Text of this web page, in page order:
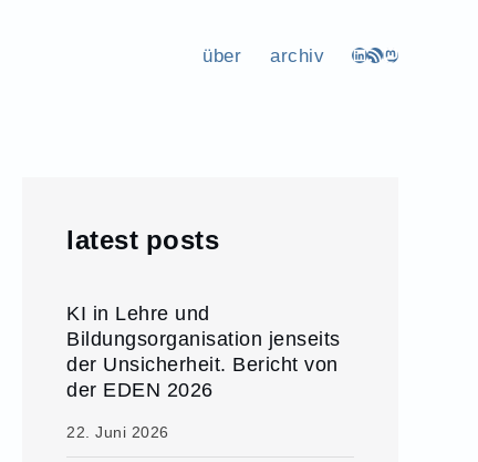
über archiv LinkedIn
RSS-FeedMastodon
latest posts
KI in Lehre und
Bildungsorganisation jenseits
der Unsicherheit. Bericht von
der EDEN 2026
22. Juni 2026